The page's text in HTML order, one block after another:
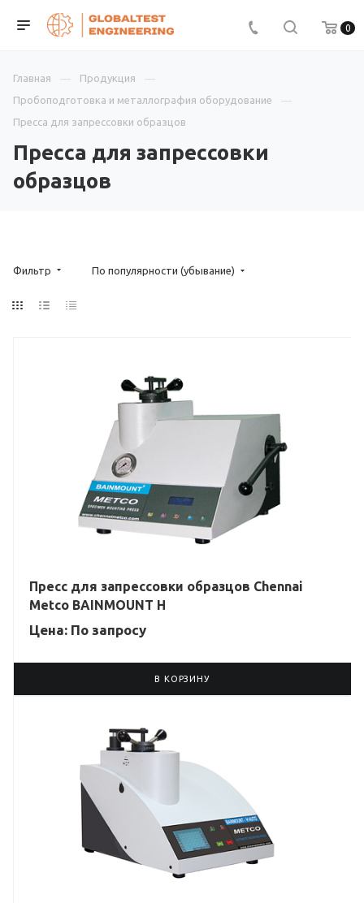
0
Главная
Продукция
Пробоподготовка и металлография оборудование
Пресса для запрессовки образцов
Пресса для запрессовки
образцов
Фильтр По популярности (убывание)
Пресс для запрессовки образцов Chennai
Metco BAINMOUNT H
Цена: По запросу
В КОРЗИНУ